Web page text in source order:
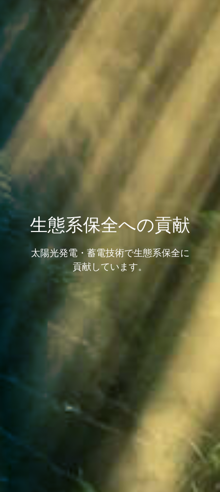
生態系保全への貢献
太陽光発電・蓄電技術で生態系保全に
貢献しています。